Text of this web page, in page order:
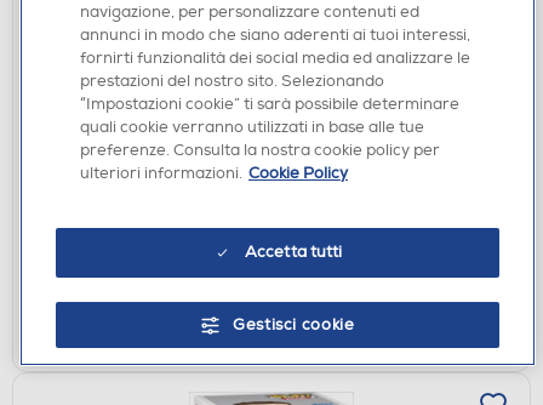
ACCESSORI HOME ENTERTAINMENT
FUNKO - POP One Piece Nami 1880 - 75666
disponibile
AGGIUNGI
navigazione, per personalizzare contenuti ed
annunci in modo che siano aderenti ai tuoi interessi,
fornirti funzionalità dei social media ed analizzare le
prestazioni del nostro sito. Selezionando
“Impostazioni cookie” ti sarà possibile determinare
quali cookie verranno utilizzati in base alle tue
preferenze. Consulta la nostra cookie policy per
ulteriori informazioni. Cookie Policy
Accetta tutti
Gestisci cookie